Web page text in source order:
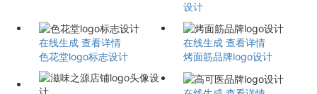
设计
在线生成 查看详情
色花堂logo标志设计
在线生成 查看详情
烤面筋品牌logo设计